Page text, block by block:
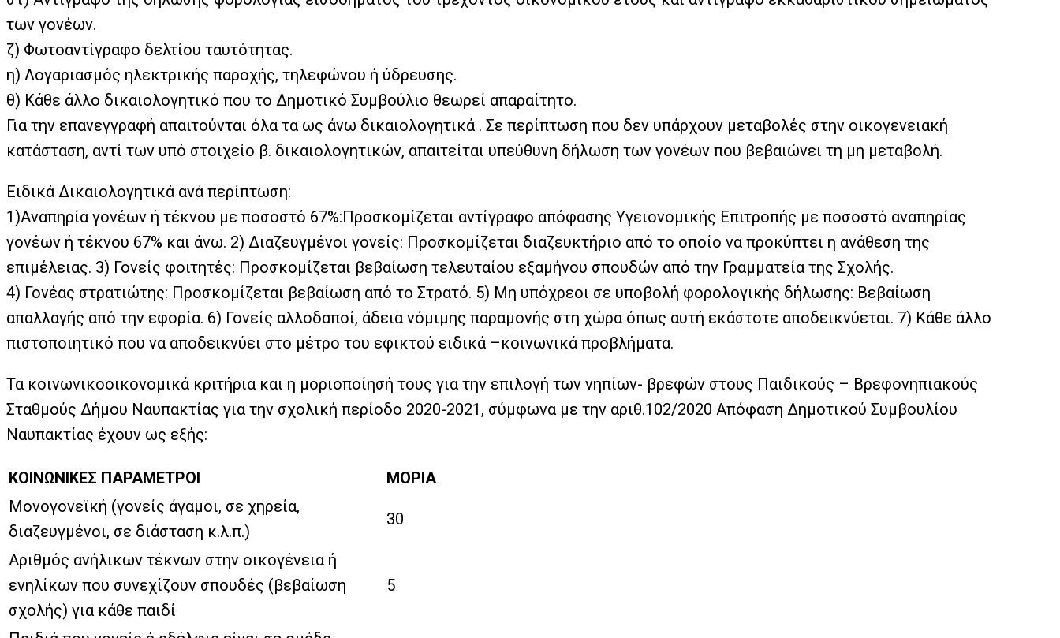
των γονέων.
ζ) Φωτοαντίγραφο δελτίου ταυτότητας.
η) Λογαριασμός ηλεκτρικής παροχής, τηλεφώνου ή ύδρευσης.
θ) Κάθε άλλο δικαιολογητικό που το Δημοτικό Συμβούλιο θεωρεί απαραίτητο.
Για την επανεγγραφή απαιτούνται όλα τα ως άνω δικαιολογητικά . Σε περίπτωση που δεν υπάρχουν μεταβολές στην οικογενειακή
κατάσταση, αντί των υπό στοιχείο β. δικαιολογητικών, απαιτείται υπεύθυνη δήλωση των γονέων που βεβαιώνει τη μη μεταβολή.
Ειδικά Δικαιολογητικά ανά περίπτωση:
1)Αναπηρία γονέων ή τέκνου με ποσοστό 67%:Προσκομίζεται αντίγραφο απόφασης Υγειονομικής Επιτροπής με ποσοστό αναπηρίας
γονέων ή τέκνου 67% και άνω. 2) Διαζευγμένοι γονείς: Προσκομίζεται διαζευκτήριο από το οποίο να προκύπτει η ανάθεση της
επιμέλειας. 3) Γονείς φοιτητές: Προσκομίζεται βεβαίωση τελευταίου εξαμήνου σπουδών από την Γραμματεία της Σχολής.
4) Γονέας στρατιώτης: Προσκομίζεται βεβαίωση από το Στρατό. 5) Μη υπόχρεοι σε υποβολή φορολογικής δήλωσης: Βεβαίωση
απαλλαγής από την εφορία. 6) Γονείς αλλοδαποί, άδεια νόμιμης παραμονής στη χώρα όπως αυτή εκάστοτε αποδεικνύεται. 7) Κάθε άλλο
πιστοποιητικό που να αποδεικνύει στο μέτρο του εφικτού ειδικά –κοινωνικά προβλήματα.
Τα κοινωνικοοικονομικά κριτήρια και η μοριοποίησή τους για την επιλογή των νηπίων- βρεφών στους Παιδικούς – Βρεφονηπιακούς
Σταθμούς Δήμου Ναυπακτίας για την σχολική περίοδο 2020-2021, σύμφωνα με την αριθ.102/2020 Απόφαση Δημοτικού Συμβουλίου
Ναυπακτίας έχουν ως εξής:
ΚΟΙΝΩΝΙΚΕΣ ΠΑΡΑΜΕΤΡΟΙ
ΜΟΡΙΑ
Μονογονεϊκή (γονείς άγαμοι, σε χηρεία,
διαζευγμένοι, σε διάσταση κ.λ.π.)
30
Αριθμός ανήλικων τέκνων στην οικογένεια ή
ενηλίκων που συνεχίζουν σπουδές (βεβαίωση
σχολής) για κάθε παιδί
5